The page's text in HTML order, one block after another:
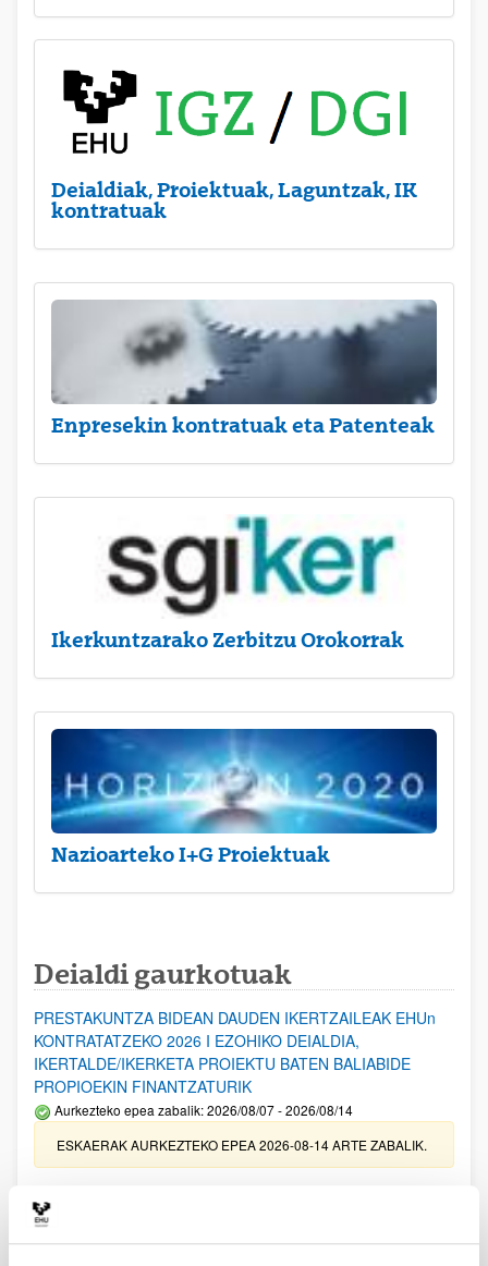
Deialdiak, Proiektuak, Laguntzak, IK
kontratuak
Enpresekin kontratuak eta Patenteak
Ikerkuntzarako Zerbitzu Orokorrak
Nazioarteko I+G Proiektuak
Deialdi gaurkotuak
PRESTAKUNTZA BIDEAN DAUDEN IKERTZAILEAK EHUn
KONTRATATZEKO 2026 I EZOHIKO DEIALDIA,
IKERTALDE/IKERKETA PROIEKTU BATEN BALIABIDE
PROPIOEKIN FINANTZATURIK
Aurkezteko epea zabalik: 2026/08/07 - 2026/08/14
ESKAERAK AURKEZTEKO EPEA 2026-08-14 ARTE ZABALIK.
erosi eta berritzeko laguntzak 2026
Izapide irekia